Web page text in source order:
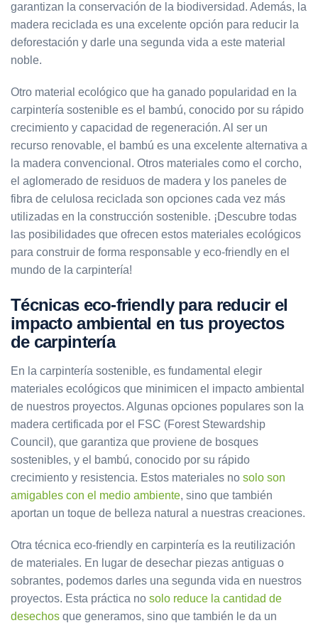
garantizan la conservación de la biodiversidad. Además, la
madera reciclada es una excelente opción para reducir la
deforestación y darle una segunda vida a este material
noble.
Otro material ecológico que ha ganado popularidad en la
carpintería sostenible es el bambú, conocido por su rápido
crecimiento y capacidad de regeneración. Al ser un
recurso renovable, el bambú es una excelente alternativa a
la madera convencional. Otros materiales como el corcho,
el aglomerado de residuos de madera y los paneles de
fibra de celulosa reciclada son opciones cada vez más
utilizadas en la construcción sostenible. ¡Descubre todas
las posibilidades que ofrecen estos materiales ecológicos
para construir de forma responsable y eco-friendly en el
mundo de la carpintería!
Técnicas eco-friendly para reducir el
impacto ambiental en tus proyectos
de carpintería
En la carpintería sostenible, es fundamental elegir
materiales ecológicos que minimicen el impacto ambiental
de nuestros proyectos. Algunas opciones populares son la
madera certificada por el FSC (Forest Stewardship
Council), que garantiza que proviene de bosques
sostenibles, y el bambú, conocido por su rápido
crecimiento y resistencia. Estos materiales no solo son
amigables con el medio ambiente, sino que también
aportan un toque de belleza natural a nuestras creaciones.
Otra técnica eco-friendly en carpintería es la reutilización
de materiales. En lugar de desechar piezas antiguas o
sobrantes, podemos darles una segunda vida en nuestros
proyectos. Esta práctica no solo reduce la cantidad de
desechos que generamos, sino que también le da un